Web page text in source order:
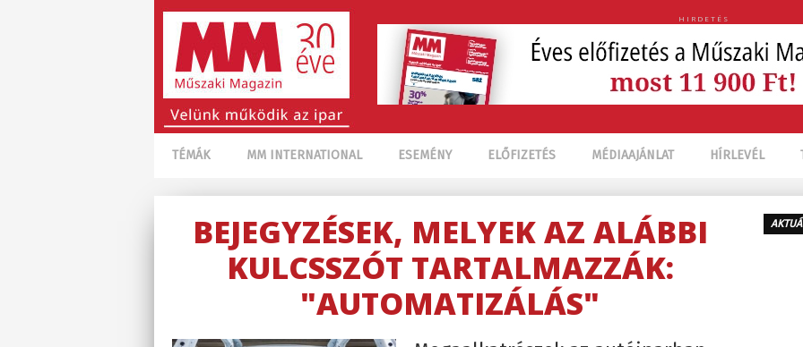
HIRDETÉS
TÉMÁK MM INTERNATIONAL ESEMÉNY ELŐFIZETÉS MÉDIAAJÁNLAT HÍRLEVÉL
BEJEGYZÉSEK, MELYEK AZ ALÁBBI
KULCSSZÓT TARTALMAZZÁK:
"AUTOMATIZÁLÁS"